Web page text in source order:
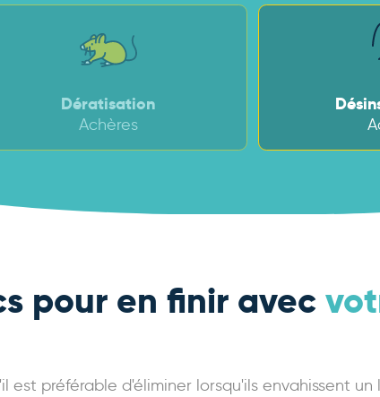
Dératisation
Achères
pour en finir avec
est préférable d'éliminer lorsqu'ils envahissent